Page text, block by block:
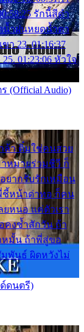
รักนี้สีดำ
ดน้ำฝนหยดน้ำตา
ขา 23. 01:16:37
01:23:06 หัวใจ
(Official Audio)
ล้า ติ๋มใช่คนสวย
หมายร่วมชีวี ก็
ยากรับรักเหมือน
ชี้หน้าด่าทอ ก็คน
ยหนอ แค่ตัวเรา
คงช้ำสักวัน ถ้า
หมั้น ถ้าพี่สู่ขอ
มพันธ์ ผิดหวังไม่
ดนตรี)